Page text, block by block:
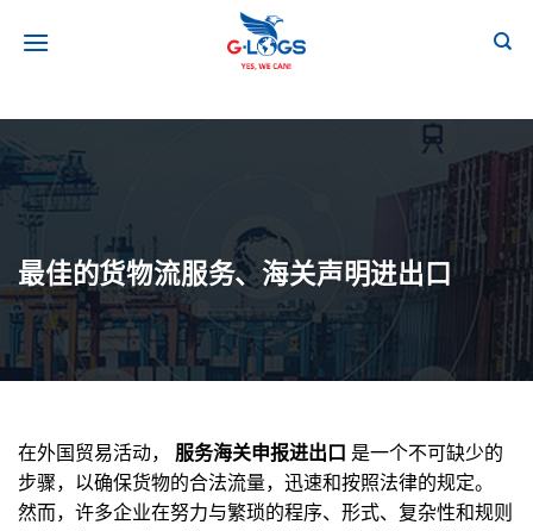
最佳的货物流服务、海关声明进出口
在外国贸易活动， 服务海关申报进出口 是一个不可缺少的
步骤，以确保货物的合法流量，迅速和按照法律的规定。
然而，许多企业在努力与繁琐的程序、形式、复杂性和规则